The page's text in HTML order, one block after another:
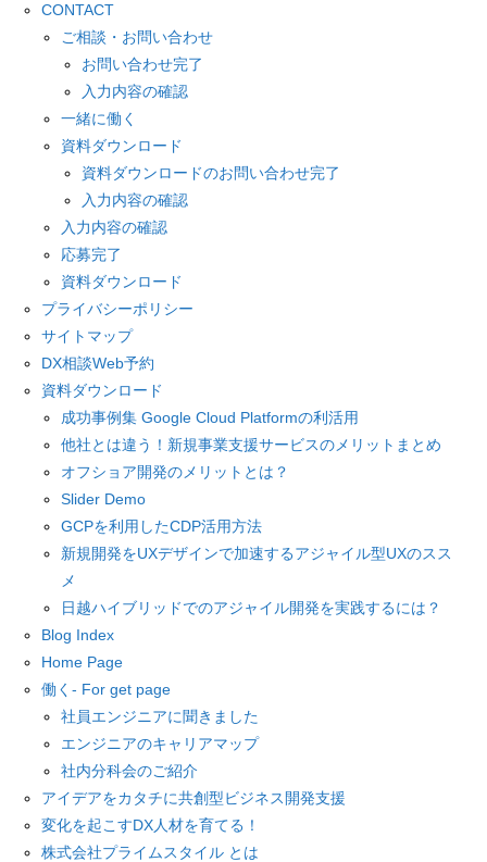
CONTACT
ご相談・お問い合わせ
お問い合わせ完了
入力内容の確認
一緒に働く
資料ダウンロード
資料ダウンロードのお問い合わせ完了
入力内容の確認
入力内容の確認
応募完了
資料ダウンロード
プライバシーポリシー
サイトマップ
DX相談Web予約
資料ダウンロード
成功事例集 Google Cloud Platformの利活用
他社とは違う！新規事業支援サービスのメリットまとめ
オフショア開発のメリットとは？
Slider Demo
GCPを利用したCDP活用方法
新規開発をUXデザインで加速するアジャイル型UXのスス
メ
日越ハイブリッドでのアジャイル開発を実践するには？
Blog Index
Home Page
働く- For get page
社員エンジニアに聞きました
エンジニアのキャリアマップ
社内分科会のご紹介
アイデアをカタチに共創型ビジネス開発支援
変化を起こすDX人材を育てる！
株式会社プライムスタイル とは